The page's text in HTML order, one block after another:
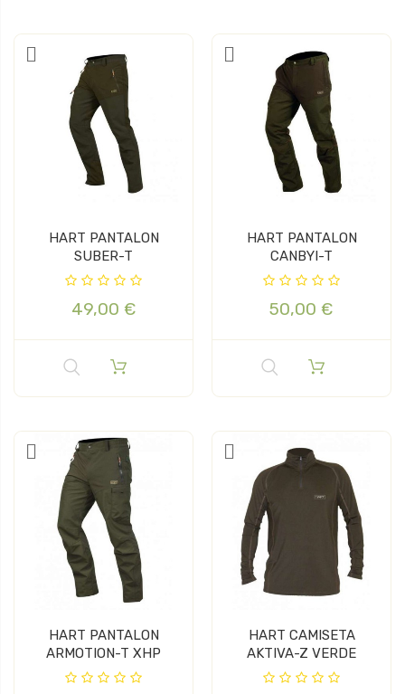
HART PANTALON
SUBER-T
49,00 €
HART PANTALON
CANBYI-T
50,00 €
HART PANTALON
ARMOTION-T XHP
HART CAMISETA
AKTIVA-Z VERDE